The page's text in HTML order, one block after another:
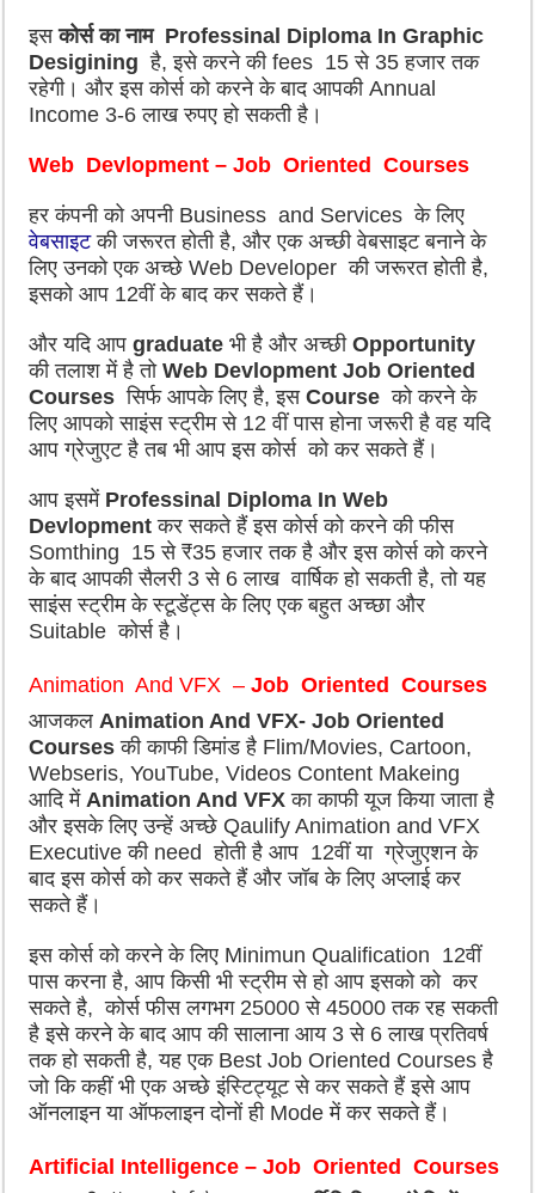
इसकोर्स का नाम Professinal Diploma In Graphic
Desigining है, इसे करने की fees 15 से 35 हजार तक
रहेगी। और इस कोर्स को करने के बाद आपकी Annual
Income 3-6 लाख रुपए हो सकती है।
Web Devlopment – Job Oriented Courses
हर कंपनी को अपनी Business and Services के लिए
वेबसाइटकी जरूरत होती है, और एक अच्छी वेबसाइट बनाने के
लिए उनको एक अच्छे Web Developer की जरूरत होती है,
इसको आप 12वीं के बाद कर सकते हैं।
और यदि आपgraduate भी है और अच्छीOpportunity
की तलाश में है तोWeb Devlopment Job Oriented
Courses सिर्फ आपके लिए है, इसCourse को करने के
लिए आपको साइंस स्ट्रीम से 12 वीं पास होना जरूरी है वह यदि
आप ग्रेजुएट है तब भी आप इस कोर्स को कर सकते हैं।
आप इसमें Professinal Diploma In Web
Devlopment कर सकते हैं इस कोर्स को करने की फीस
Somthing 15 से ₹35 हजार तक है और इस कोर्स को करने
के बाद आपकी सैलरी 3 से 6 लाख वार्षिक हो सकती है, तो यह
साइंस स्ट्रीम के स्टूडेंट्स के लिए एक बहुत अच्छा और
Suitable कोर्स है।
Animation And VFX –Job Oriented Courses
आजकलAnimation And VFX- Job Oriented
Courses की काफी डिमांड है Flim/Movies, Cartoon,
Webseris, YouTube, Videos Content Makeing
आदि मेंAnimation And VFXका काफी यूज किया जाता है
और इसके लिए उन्हें अच्छे Qaulify Animation and VFX
Executive की need होती है आप 12वीं या ग्रेजुएशन के
बाद इस कोर्स को कर सकते हैं और जॉब के लिए अप्लाई कर
सकते हैं।
इस कोर्स को करने के लिए Minimun Qualification 12वीं
पास करना है, आप किसी भी स्ट्रीम से हो आप इसको को कर
सकते है, कोर्स फीस लगभग 25000 से 45000 तक रह सकती
है इसे करने के बाद आप की सालाना आय 3 से 6 लाख प्रतिवर्ष
तक हो सकती है, यह एक Best Job Oriented Courses है
जो कि कहीं भी एक अच्छे इंस्टिट्यूट से कर सकते हैं इसे आप
ऑनलाइन या ऑफलाइन दोनों ही Mode में कर सकते हैं।
Artificial Intelligence – Job Oriented Courses